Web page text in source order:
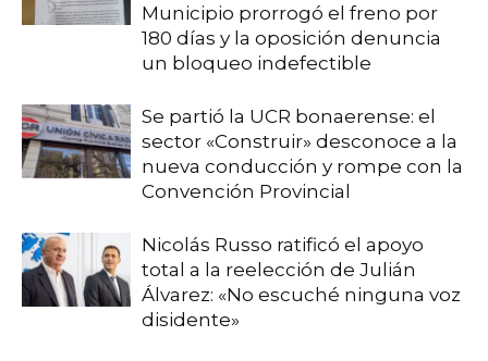
Municipio prorrogó el freno por
180 días y la oposición denuncia
un bloqueo indefectible
Se partió la UCR bonaerense: el
sector «Construir» desconoce a la
nueva conducción y rompe con la
Convención Provincial
Nicolás Russo ratificó el apoyo
total a la reelección de Julián
Álvarez: «No escuché ninguna voz
disidente»